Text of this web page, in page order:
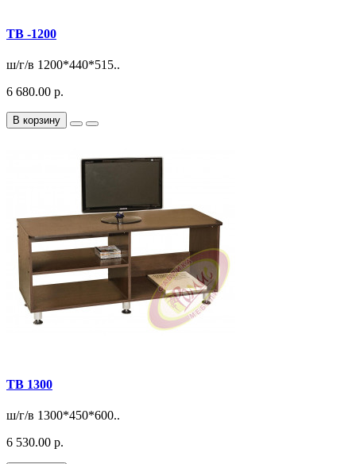
ТВ -1200
ш/г/в 1200*440*515..
6 680.00 р.
В корзину
ТВ 1300
ш/г/в 1300*450*600..
6 530.00 р.